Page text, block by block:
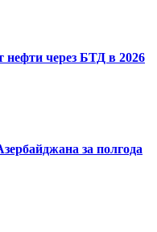
нефти через БТД в 2026
за полгода